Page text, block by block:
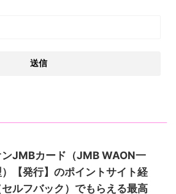
点です。家族で旅行に行く際にも非常に
ぜひ活用したいと思っています。 他に
ポイント還元率が高いところや、海外旅
ンJMBカード（JMB WAON一
【発行】のポイントサイト経
セルフバック）でもらえる最高